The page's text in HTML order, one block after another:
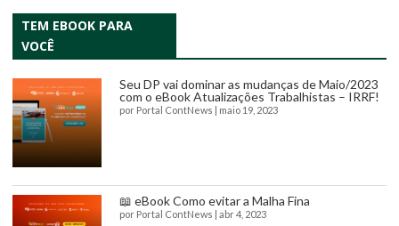
TEM EBOOK PARA
VOCÊ
Seu DP vai dominar as mudanças de Maio/2023
com o eBook Atualizações Trabalhistas – IRRF!
por Portal ContNews maio 19, 2023
📖 eBook Como evitar a Malha Fina
por Portal ContNews abr 4, 2023